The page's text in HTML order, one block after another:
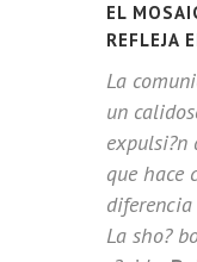
EL
REFLEJA
La
un
expulsi?n
que hace
La sho?